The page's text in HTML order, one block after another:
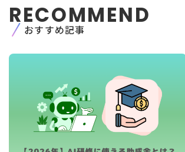
RECOMMEND
おすすめ記事